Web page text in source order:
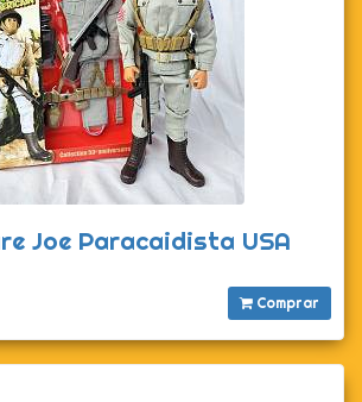
Joe Paracaidista USA
Comprar